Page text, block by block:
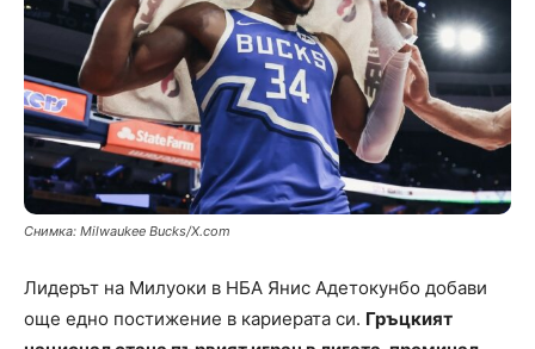
Снимка: Milwaukee Bucks/X.com
Лидерът на Милуоки в НБА Янис Адетокунбо добави
още едно постижение в кариерата си. Гръцкият